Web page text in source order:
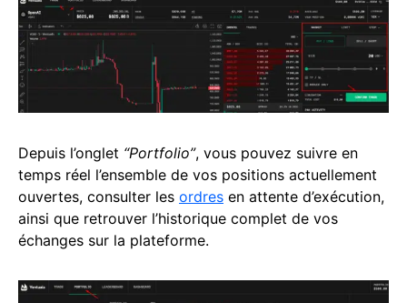
Depuis l’onglet “Portfolio”, vous pouvez suivre en
temps réel l’ensemble de vos positions actuellement
ouvertes, consulter les ordres en attente d’exécution,
ainsi que retrouver l’historique complet de vos
échanges sur la plateforme.